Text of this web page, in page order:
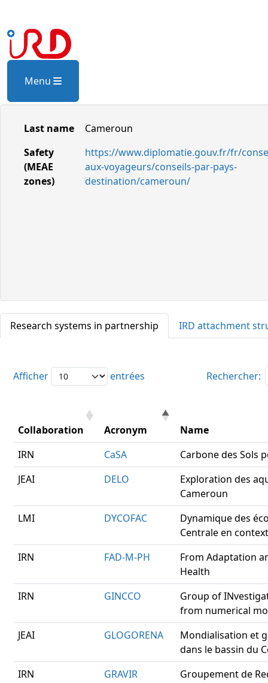
Menu
Last name
Cameroun
Safety
(MEAE
zones)
https://www.diplomatie.gouv.fr/fr/
aux-voyageurs/conseils-par-pays-
destination/cameroun/
Research systems in partnership IRD attachment
Afficher entrées Rechercher:
Collaboration Acronym
Name
IRN
CaSA
Carbone des Sols
JEAI
DELO
Exploration des
Cameroun
LMI
DYCOFAC
Dynamique des
Centrale en
IRN
FAD-M-PH
From Adaptation
Health
IRN
GINCCO
Group of
from numerical
JEAI
GLOGORENA
Mondialisation et
dans le bassin du
IRN
GRAVIR
Groupement de